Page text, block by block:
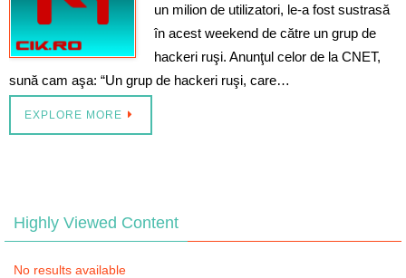
un milion de utilizatori, le-a fost sustrasă
în acest weekend de către un grup de
hackeri ruşi. Anunţul celor de la CNET,
sună cam aşa: “Un grup de hackeri ruşi, care…
EXPLORE MORE
Highly Viewed Content
No results available